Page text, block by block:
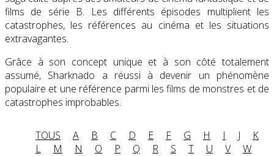
films de série B. Les différents épisodes multiplient les
catastrophes, les références au cinéma et les situations
extravagantes.
Grâce à son concept unique et à son côté totalement
assumé, Sharknado a réussi à devenir un phénomène
populaire et une référence parmi les films de monstres et de
catastrophes improbables.
TOUS A B C D E F G H I J
K
L
M N O P Q R S T U V
W